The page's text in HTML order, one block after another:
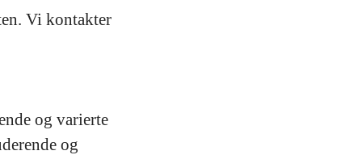
Vi kontakter
og varierte
og